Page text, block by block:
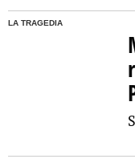
LA TRAGEDIA